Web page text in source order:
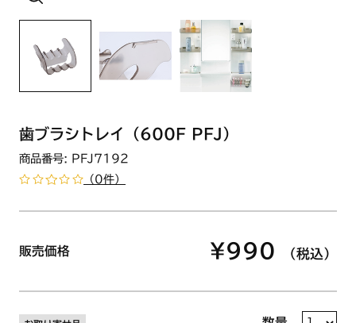
歯ブラシトレイ（600F PFJ）
商品番号: PFJ7192
（0件）
販売価格 ¥990 （税込）